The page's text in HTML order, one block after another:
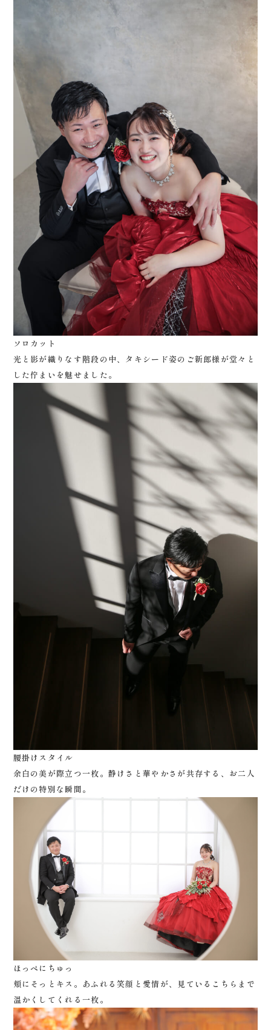
ソロカット
光と影が織りなす階段の中、タキシード姿のご新郎様が堂々と
した佇まいを魅せました。
腰掛けスタイル
余白の美が際立つ一枚。静けさと華やかさが共存する、お二人
だけの特別な瞬間。
ほっぺにちゅっ
頬にそっとキス。あふれる笑顔と愛情が、見ているこちらまで
温かくしてくれる一枚。